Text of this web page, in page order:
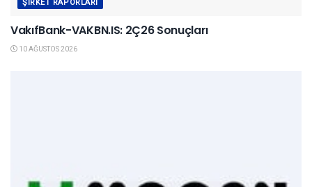
ŞIRKET RAPORLARI
VakıfBank-VAKBN.IS: 2Ç26 Sonuçları
10 AĞUSTOS 2026